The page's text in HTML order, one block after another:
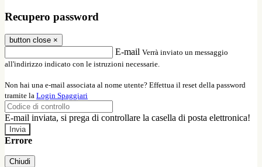
Recupero password
button close ×
E-mail Verrà inviato un messaggio
all'indirizzo indicato con le istruzioni necessarie.
Non hai una e-mail associata al nome utente? Effettua il reset della password
tramite la Login Spaggiari
E-mail inviata, si prega di controllare la casella di posta elettronica!
Errore
Chiudi